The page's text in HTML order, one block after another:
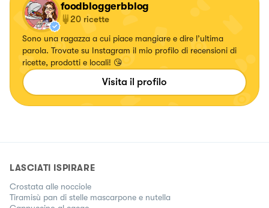
foodbloggerbblog
20 ricette
Sono una ragazza a cui piace mangiare e dire l’ultima
parola. Trovate su Instagram il mio profilo di recensioni di
ricette, prodotti e locali! 😘
Visita il profilo
LASCIATI ISPIRARE
Crostata alle nocciole
Tiramisù pan di stelle mascarpone e nutella